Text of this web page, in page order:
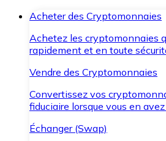
Acheter des Cryptomonnaies
Achetez les cryptomonnaies
rapidement et en toute
Vendre des Cryptomonnaies
Convertissez vos
fiduciaire lorsque vous en
Échanger (Swap)